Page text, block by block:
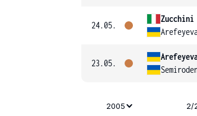
24.05.
Zucchini
23.05.
2005 2/